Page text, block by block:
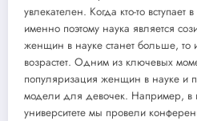
увлекателен. Когда кто-то вступает
именно поэтому наука является
женщин в науке станет больше, то
возрастет. Одним из ключевых
популяризация женщин в науке и
модели для девочек. Например,
университете мы провели